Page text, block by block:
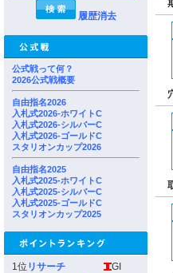
履歴消去
公式戦って何？
2026公式戦概要
自由指名2026
入札式2026-ホワイトC
入札式2026-シルバーC
入札式2026-ゴールドC
スタリオンカップ2026
自由指名2025
入札式2025-ホワイトC
入札式2025-シルバーC
入札式2025-ゴールドC
スタリオンカップ2025
1位 リサーチ
GI